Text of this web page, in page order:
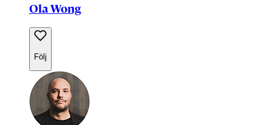
Ola Wong
Följ